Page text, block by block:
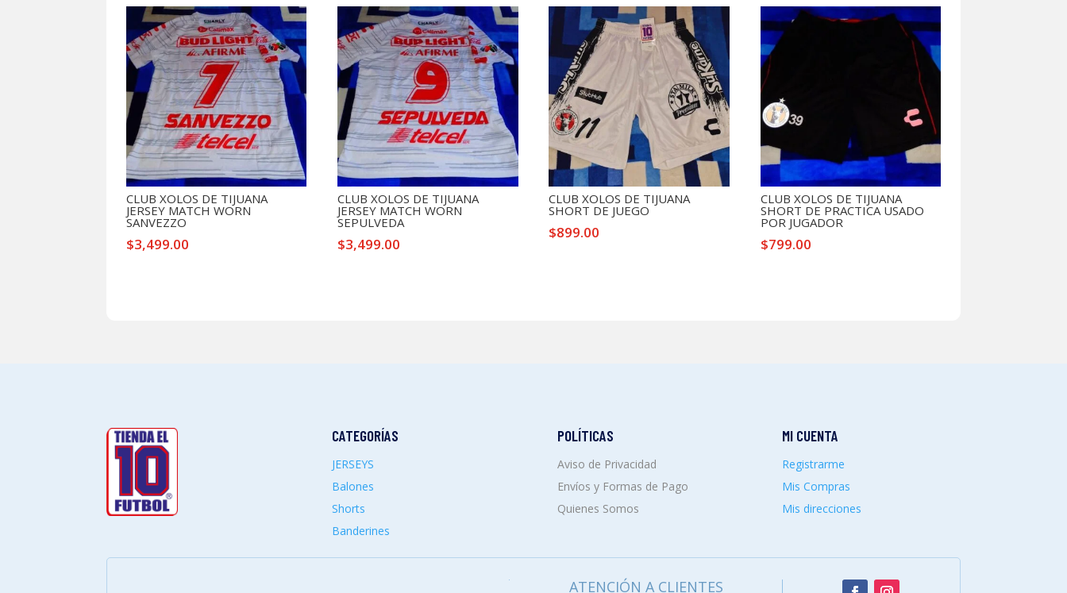
CLUB XOLOS DE TIJUANA
JERSEY MATCH WORN
SANVEZZO
$3,499.00
CLUB XOLOS DE TIJUANA
JERSEY MATCH WORN
SEPULVEDA
$3,499.00
CLUB XOLOS DE TIJUANA
SHORT DE JUEGO
$899.00
CLUB XOLOS DE TIJUANA
SHORT DE PRACTICA USADO
POR JUGADOR
$799.00
CATEGORÍAS
JERSEYS
Balones
Shorts
Banderines
POLÍTICAS
Aviso de Privacidad
Envíos y Formas de Pago
Quienes Somos
MI CUENTA
Registrarme
Mis Compras
Mis direcciones
ATENCIÓN A CLIENTES